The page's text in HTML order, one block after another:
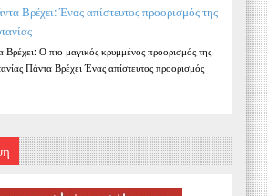
Βρέχει: Ένας απίστευτος προορισμός της
Βρέχει: Ο πιο μαγικός κρυμμένος προορισμός της
Πάντα Βρέχει Ένας απίστευτος προορισμός